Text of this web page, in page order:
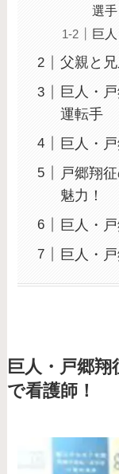
選手
巨
父親と
巨人・
運転手
巨人・
戸郷翔
魅力！
巨人・
巨人・
巨人・戸郷
で看護師！